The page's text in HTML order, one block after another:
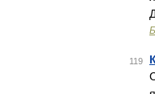
119